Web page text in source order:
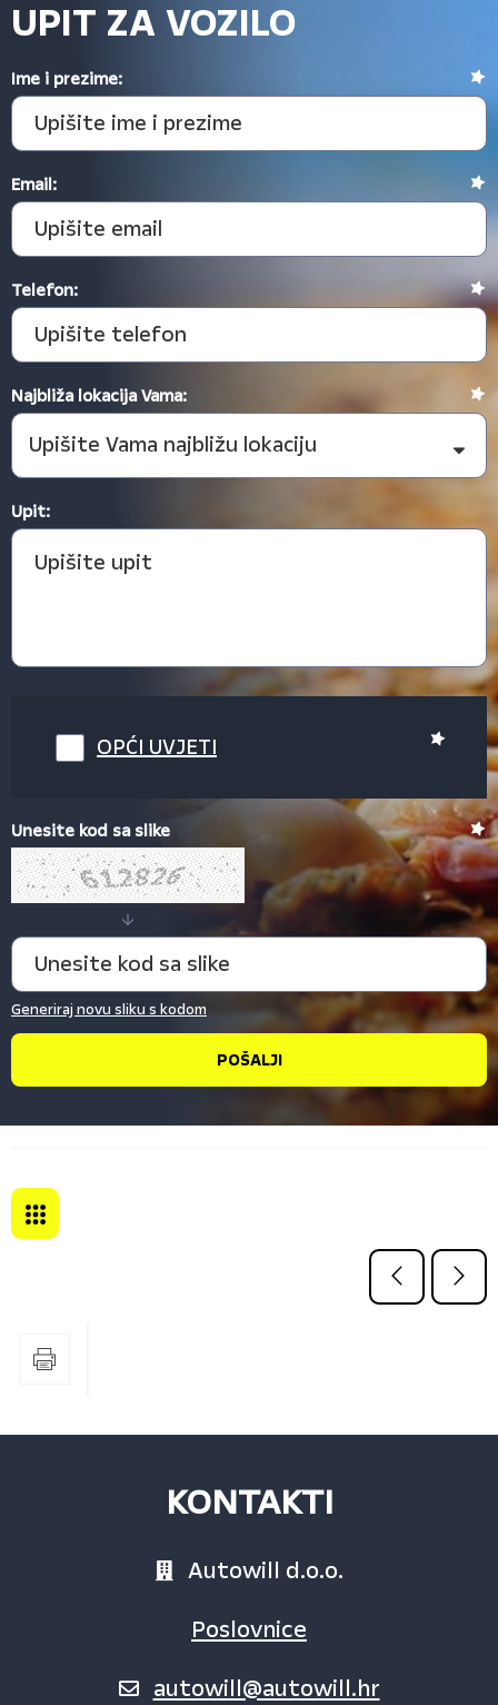
UPIT ZA VOZILO
Ime i prezime:
Email:
Telefon:
Najbliža lokacija Vama:
Upit:
OPĆI UVJETI
Generiraj novu sliku s kodom
Unesite kod sa slike
KONTAKTI
Autowill d.o.o.
Poslovnice
autowill@autowill.hr